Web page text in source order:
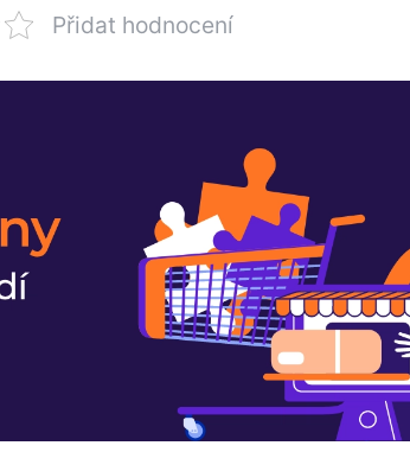
Přidat hodnocení